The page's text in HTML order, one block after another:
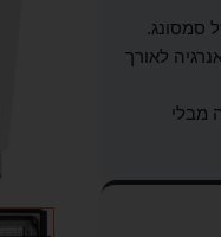
סמסונג.
לאורך
מבלי